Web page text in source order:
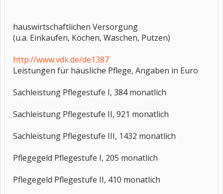
hauswirtschaftlichen Versorgung
(u.a. Einkaufen, Kochen, Waschen, Putzen)
http://www.vdk.de/de1387
Leistungen für häusliche Pflege, Angaben in Euro
Sachleistung Pflegestufe I, 384 monatlich
Sachleistung Pflegestufe II, 921 monatlich
Sachleistung Pflegestufe III, 1432 monatlich
Pflegegeld Pflegestufe I, 205 monatlich
Pflegegeld Pflegestufe II, 410 monatlich